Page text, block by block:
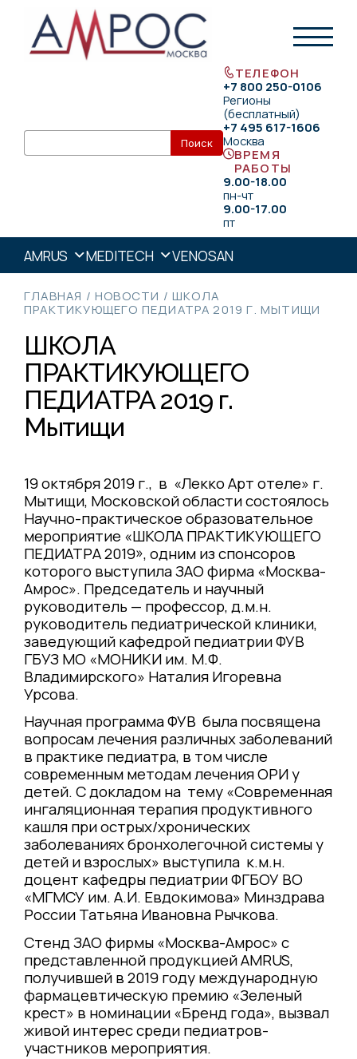
ТЕЛЕФОН
+7 800 250-0106
Регионы
(бесплатный)
+7 495 617-1606
Москва
ВРЕМЯ
РАБОТЫ
9.00-18.00
пн-чт
9.00-17.00
пт
AMRUS MEDITECH VENOSAN
ГЛАВНАЯ / НОВОСТИ / ШКОЛА
ПРАКТИКУЮЩЕГО ПЕДИАТРА 2019 Г. МЫТИЩИ
ШКОЛА
ПРАКТИКУЮЩЕГО
ПЕДИАТРА 2019 г.
Мытищи
19 октября 2019 г., в «Лекко Арт отеле» г.
Мытищи, Московской области состоялось
Научно-практическое образовательное
мероприятие «ШКОЛА ПРАКТИКУЮЩЕГО
ПЕДИАТРА 2019», одним из спонсоров
которого выступила ЗАО фирма «Москва-
Амрос». Председатель и научный
руководитель — профессор, д.м.н.
руководитель педиатрической клиники,
заведующий кафедрой педиатрии ФУВ
ГБУЗ МО «МОНИКИ им. М.Ф.
Владимирского» Наталия Игоревна
Урсова.
Научная программа ФУВ была посвящена
вопросам лечения различных заболеваний
в практике педиатра, в том числе
современным методам лечения ОРИ у
детей. С докладом на тему «Современная
ингаляционная терапия продуктивного
кашля при острых/хронических
заболеваниях бронхолегочной системы у
детей и взрослых» выступила к.м.н.
доцент кафедры педиатрии ФГБОУ ВО
«МГМСУ им. А.И. Евдокимова» Минздрава
России Татьяна Ивановна Рычкова.
Стенд ЗАО фирмы «Москва-Амрос» с
представленной продукцией AMRUS,
получившей в 2019 году международную
фармацевтическую премию «Зеленый
крест» в номинации «Бренд года», вызвал
живой интерес среди педиатров-
участников мероприятия.